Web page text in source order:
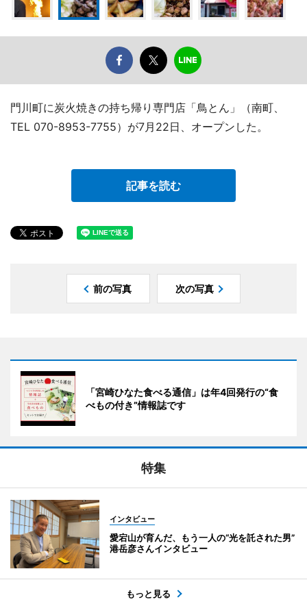
門川町に炭火焼きの持ち帰り専門店「鳥とん」（南町、
TEL 070-8953-7755）が7月22日、オープンした。
記事を読む
前の写真 次の写真
「宮崎ひなた食べる通信」は年4回発行の“食
べもの付き”情報誌です
特集
インタビュー
愛宕山が育んだ、もう一人の“光を託された男”
港岳彦さんインタビュー
もっと見る